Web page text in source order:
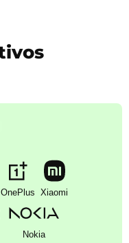
OnePlus Xiaomi
Nokia